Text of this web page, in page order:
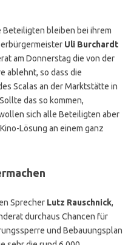
Beteiligten bleiben bei ihrem
Uli Burchardt
am Donnerstag die von der
ablehnt, so dass die
Scalas an der Marktstätte in
das so kommen,
sich alle Beteiligten aber
Lösung an einem ganz
Sprecher Lutz Rauschnick,
durchaus Chancen für
und Bebauungsplan